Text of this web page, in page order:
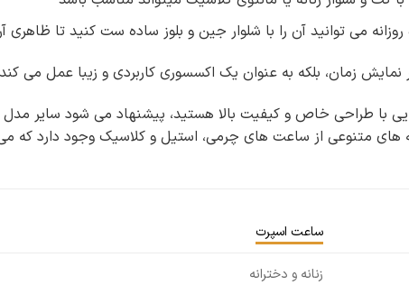
روزانه می توانید آن را با شلوار جین و بلوز ساده ست کنید تا
نمایش زمان، بلکه به عنوان یک اکسسوری کاربردی و زیبا عمل می
با طراحی خاص و کیفیت بالا هستید، پیشنهاد می شود سایر
های متنوعی از ساعت های چرمی، استیل و کلاسیک وجود دارد که
ساعت اسپرت
زنانه و دخترانه